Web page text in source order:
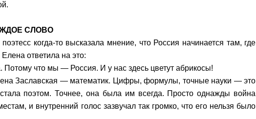
СЛОВО
когда-то высказала мнение, что Россия начинается там, где
ответила на это:
что мы — Россия. И у нас здесь цветут абрикосы!
Заславская — математик. Цифры, формулы, точные науки — это
поэтом. Точнее, она была им всегда. Просто однажды война
и внутренний голос зазвучал так громко, что его нельзя было